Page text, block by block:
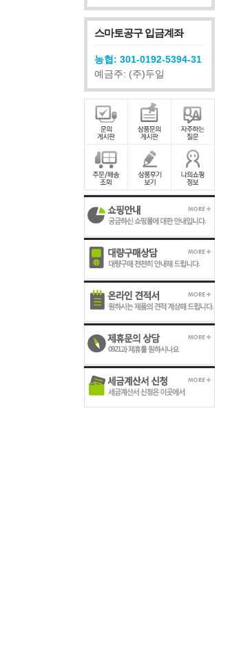
스마토공구 입금계좌
농협: 301-0192-5394-31
예금주: (주)두일